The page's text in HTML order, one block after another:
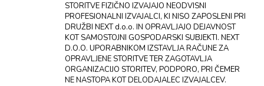
STORITVE FIZIČNO IZVAJAJO NEODVISNI
PROFESIONALNI IZVAJALCI, KI NISO ZAPOSLENI PRI
DRUŽBI NEXT d.o.o. IN OPRAVLJAJO DEJAVNOST
KOT SAMOSTOJNI GOSPODARSKI SUBJEKTI. NEXT
D.O.O. UPORABNIKOM IZSTAVLJA RAČUNE ZA
OPRAVLJENE STORITVE TER ZAGOTAVLJA
ORGANIZACIJO STORITEV, PODPORO, PRI ČEMER
NE NASTOPA KOT DELODAJALEC IZVAJALCEV.